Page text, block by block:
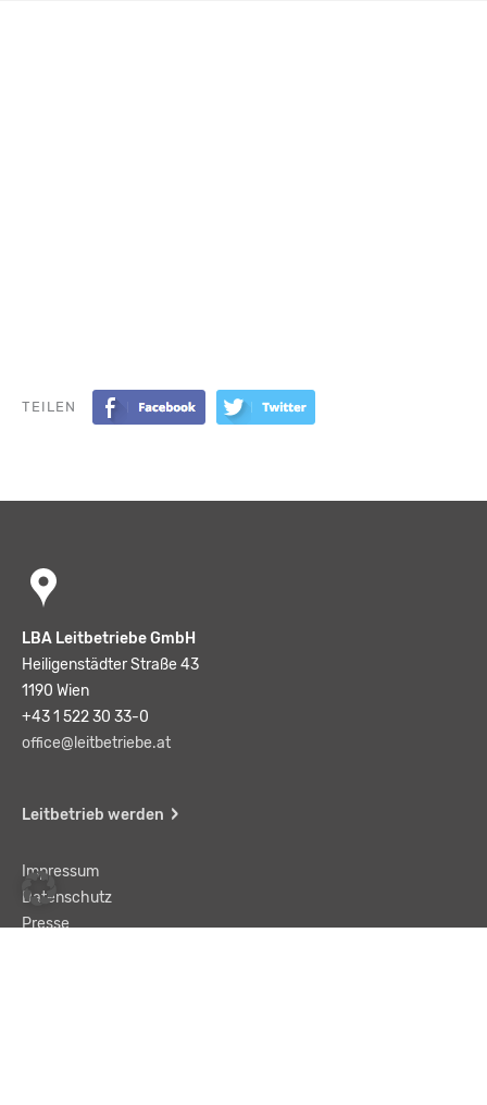
TEILEN
LBA Leitbetriebe GmbH
Heiligenstädter Straße 43
1190 Wien
+43 1 522 30 33-0
office@leitbetriebe.at
Leitbetrieb werden
Impressum
Datenschutz
Presse